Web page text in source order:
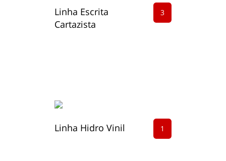
Linha Escrita
Cartazista
3
Linha Hidro Vinil 1